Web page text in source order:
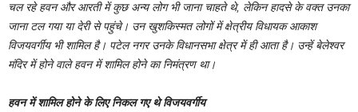
चल रहे हवन और आरती में कुछ अन्य लोग भी जाना चाहते थे, लेकिन हादसे के वक्त उनका
जाना टल गया या देरी से पहुंचे। उन खुशकिस्मत लोगों में क्षेत्रीय विधायक आकाश
विजयवर्गीय भी शामिल है। पटेल नगर उनके विधानसभा क्षेत्र में ही आता है। उन्हें बेलेश्वर
मंदिर में होने वाले हवन में शामिल होने का निमंत्रण था।
हवन में शामिल होने के लिए निकल गए थे विजयवर्गीय